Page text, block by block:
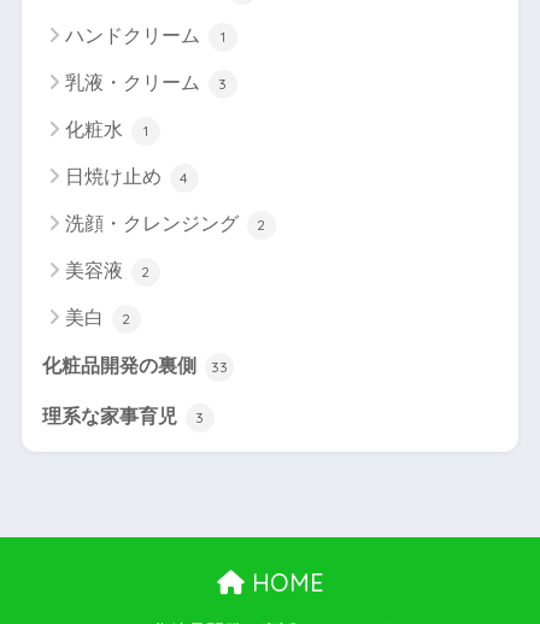
ハンドクリーム 1
乳液・クリーム 3
化粧水 1
日焼け止め 4
洗顔・クレンジング 2
美容液 2
美白 2
化粧品開発の裏側 33
理系な家事育児 3
HOME